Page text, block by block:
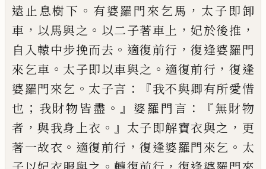
遠止息樹下 。 有婆羅門來乞馬 ， 太子即卸
車 ， 以馬與之 。 以二子著車上 ， 妃於後推 ，
自 入轅中步挽而去 。 適復前行 ，復逢婆羅門
來乞車 。 太子即以車與之 。 適復前行 ，復逢
婆羅門來乞 。 太子言 ：『我不與卿有所愛惜
也 ； 我財物皆盡 。』 婆羅門言 ：『無財物
者 ，與我身上衣 。』 太子即解寶衣與之 ， 更
著一故衣 。 適復前行 ，復逢婆羅門來乞 。 太